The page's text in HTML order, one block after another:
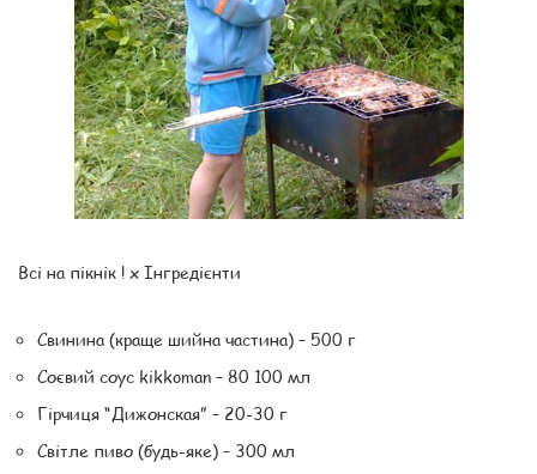
Всі на пікнік ! x Інгредієнти
Свинина (краще шийна частина) – 500 г
Соєвий соус kikkoman – 80 100 мл
Гірчиця “Дижонская” – 20-30 г
Світле пиво (будь-яке) – 300 мл